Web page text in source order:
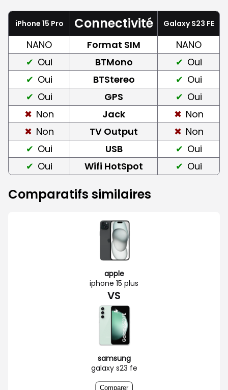
iPhone 15 Pro Connectivité Galaxy S23 FE
NANO Format SIM
NANO
Oui
BTMono
Oui
Oui
BTStereo
Oui
Oui
GPS
Oui
Non
Jack
Non
Non
TV Output
Non
Oui
USB
Oui
Oui
Wifi HotSpot Oui
Comparatifs similaires
apple
iphone 15 plus
VS
samsung
galaxy s23 fe
Comparer